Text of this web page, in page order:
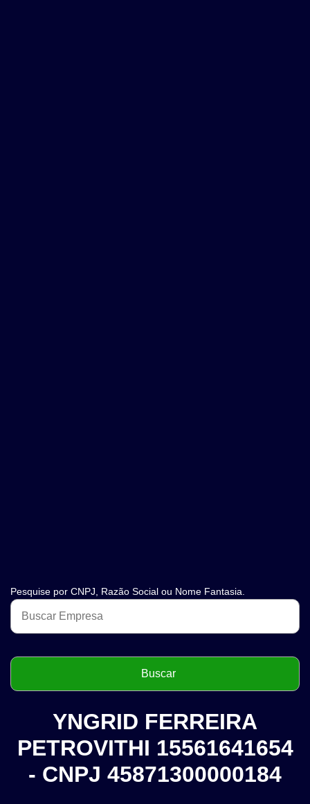
Pesquise por CNPJ, Razão Social ou Nome Fantasia.
YNGRID FERREIRA
PETROVITHI 15561641654
- CNPJ 45871300000184